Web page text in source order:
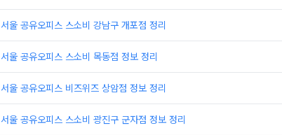
서울 공유오피스 스소비 강남구 개포점 정리
서울 공유오피스 스소비 목동점 정보 정리
서울 공유오피스 비즈위즈 상암점 정보 정리
서울 공유오피스 스소비 광진구 군자점 정보 정리